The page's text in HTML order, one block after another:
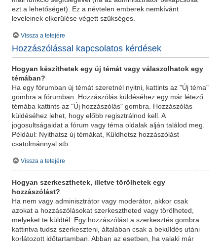
ezt a lehetőséget). Ez a névtelen emberek nemkívánt
leveleinek elkerülése végett szükséges.
Vissza a tetejére
Hozzászólással kapcsolatos kérdések
Hogyan készíthetek egy új témát vagy válaszolhatok egy
témában?
Ha egy fórumban új témát szeretnél nyitni, kattints az "Új téma"
gombra a fórumban. Hozzászólás küldéséhez egy már létező
témába kattints az "Új hozzászólás" gombra. Hozzászólás
küldéséhez lehet, hogy előbb regisztrálnod kell. A
jogosultságaidat a fórum vagy téma oldalak alján találod meg.
Például: Nyithatsz új témákat, Küldhetsz hozzászólást
csatolmánnyal stb.
Vissza a tetejére
Hogyan szerkeszthetek, illetve törölhetek egy
hozzászólást?
Ha nem vagy adminisztrátor vagy moderátor, akkor csak
azokat a hozzászólásokat szerkesztheted vagy törölheted,
melyeket te küldtél. Egy hozzászólást a szerkesztés gombra
kattintva tudsz szerkeszteni, általában csak a beküldés utáni
korlátozott időtartamban. Abban az esetben, ha valaki már